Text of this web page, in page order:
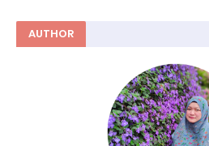
AUTHOR